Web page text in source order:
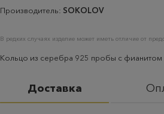
Производитель: SOKOLOV
В редких случаях изделие может иметь отличие от
Кольцо из серебра 925 пробы с фианитом
Доставка